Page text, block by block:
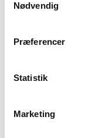
Nødvendig
Præferencer
Statistik
Marketing
udenlandske
forbindelse med
gruppe forskere,
2010.
britiske